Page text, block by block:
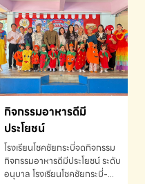
เร็วนานาชาติ ครั้งที่ 46 ประจำปี
2569 ณ ประเทศสิงคโปร์
INTERNATIONAL
MATHEMATICS AND
MENTAL ARITHMETIC
COMPETITION 2026 - ถ้วย
รางวัลรองชนะเลิศอันดับที่ 2
Mental Arithmetic
Competition K2 - ถ้วยรางวัล
รองชนะเลิศอันดับที่ 2 Mental
K2(Grop) โรงเรียนโชคชัยกระบี่-
สอบถามข้อมูลเพิ่มเติม โทร.
075-691910
กิจกรรมอาหารดีมี
ประโยชน์
โรงเรียนโชคชัยกระบี่จดกิจกรรม
กิจกรรมอาหารดีมีประโยชน์ ระดับ
อนุบาล โรงเรียนโชคชัยกระบี่-